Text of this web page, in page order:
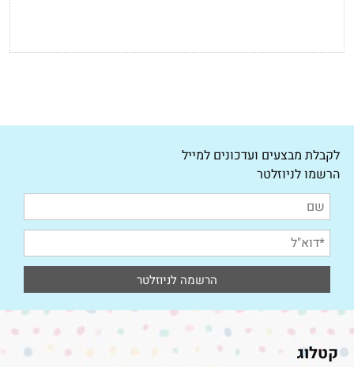
לקבלת מבצעים ועדכונים למייל
הרשמו לניוזלטר
קטלוג